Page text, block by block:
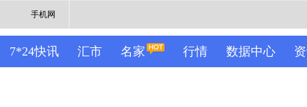
手机网
7*24快讯 汇市 名家 行情 数据中心